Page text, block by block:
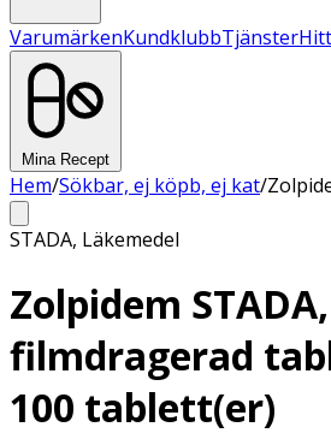
VarumärkenKundklubbTjänster
Mina Recept
Hem/Sökbar, ej köpb, ej kat/
STADA, Läkemedel
Zolpidem STADA,
filmdragerad
100 tablett(er)